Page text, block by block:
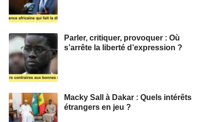
Parler, critiquer, provoquer : Où
s’arrête la liberté d’expression ?
Macky Sall à Dakar : Quels intérêts
étrangers en jeu ?